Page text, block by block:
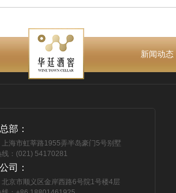
新闻动态
部：
上海市虹莘路1955弄半岛豪门5号别墅
线：(021) 54170281
司：
北京市顺义区金岸西路6号院1号楼4层